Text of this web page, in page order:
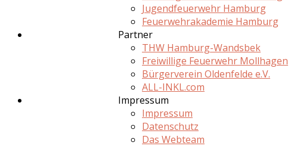
Jugendfeuerwehr Hamburg
Feuerwehrakademie Hamburg
Partner
THW Hamburg-Wandsbek
Freiwillige Feuerwehr Mollhagen
Bürgerverein Oldenfelde e.V.
ALL-INKL.com
Impressum
Impressum
Datenschutz
Das Webteam